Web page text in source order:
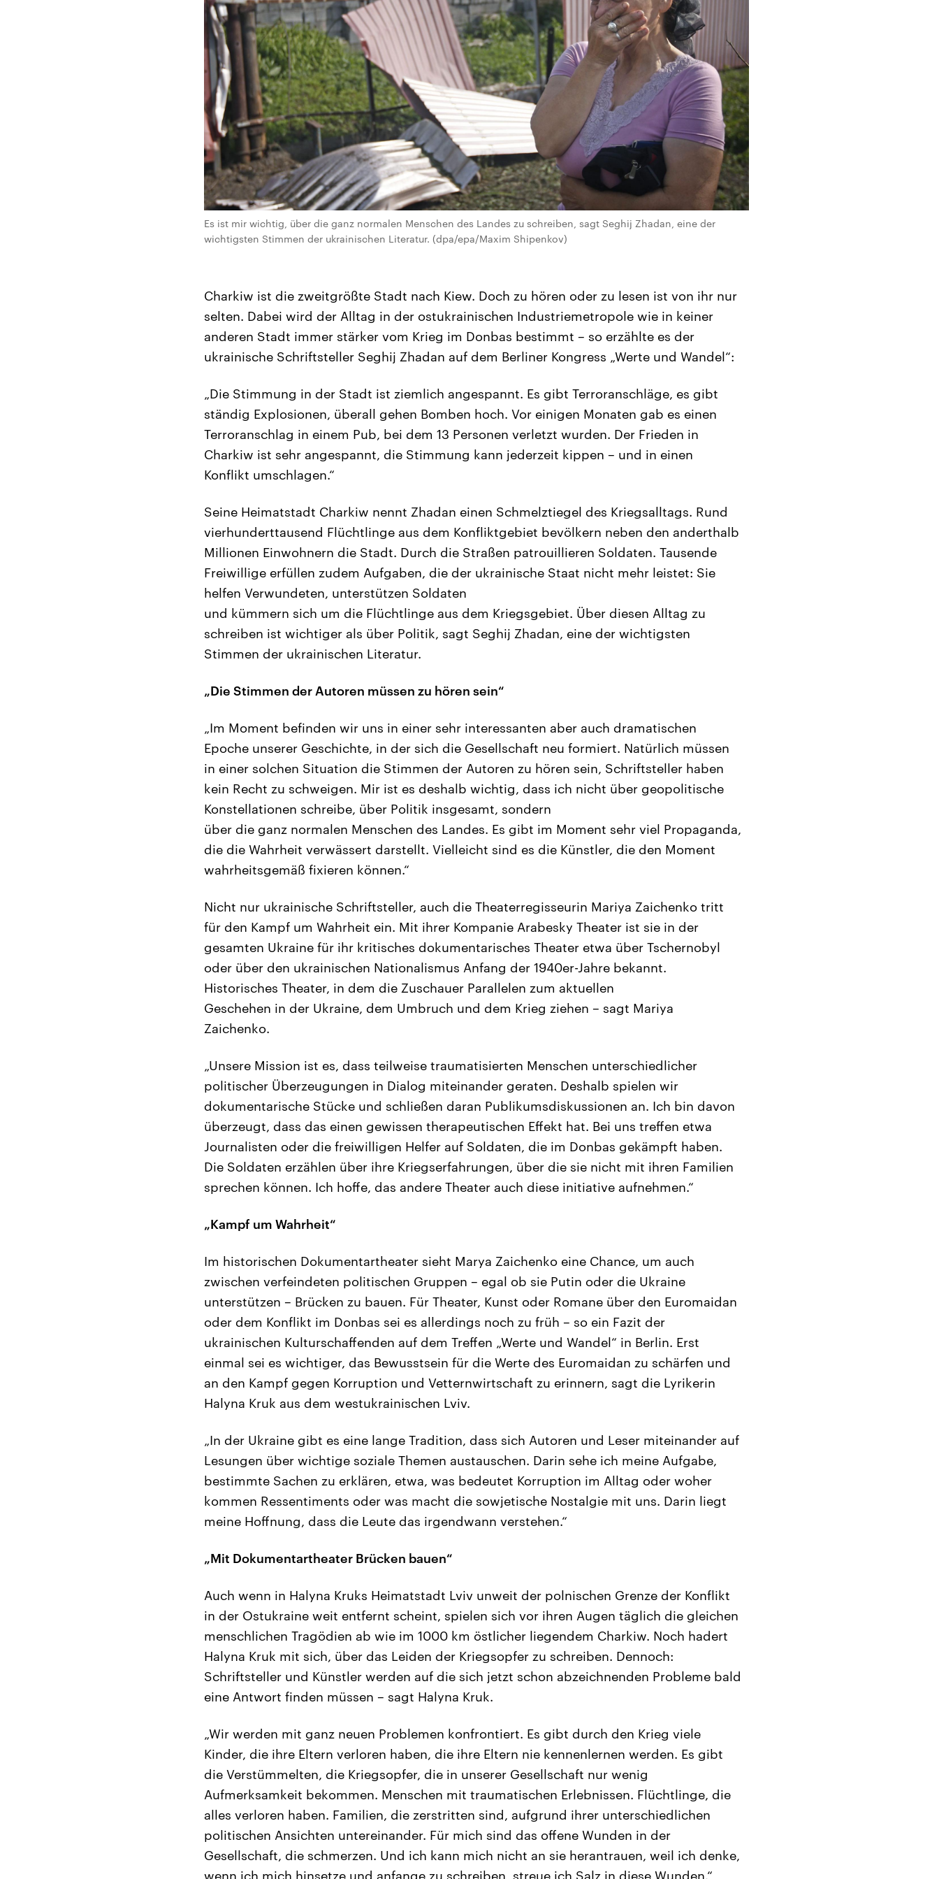
Es ist mir wichtig, über die ganz normalen Menschen des Landes zu schreiben, sagt Seghij Zhadan, eine der
wichtigsten Stimmen der ukrainischen Literatur. (dpa/epa/Maxim Shipenkov)
Charkiw ist die zweitgrößte Stadt nach Kiew. Doch zu hören oder zu lesen ist von ihr nur
selten. Dabei wird der Alltag in der ostukrainischen Industriemetropole wie in keiner
anderen Stadt immer stärker vom Krieg im Donbas bestimmt – so erzählte es der
ukrainische Schriftsteller Seghij Zhadan auf dem Berliner Kongress „Werte und Wandel“:
„Die Stimmung in der Stadt ist ziemlich angespannt. Es gibt Terroranschläge, es gibt
ständig Explosionen, überall gehen Bomben hoch. Vor einigen Monaten gab es einen
Terroranschlag in einem Pub, bei dem 13 Personen verletzt wurden. Der Frieden in
Charkiw ist sehr angespannt, die Stimmung kann jederzeit kippen – und in einen
Konflikt umschlagen.“
Seine Heimatstadt Charkiw nennt Zhadan einen Schmelztiegel des Kriegsalltags. Rund
vierhunderttausend Flüchtlinge aus dem Konfliktgebiet bevölkern neben den anderthalb
Millionen Einwohnern die Stadt. Durch die Straßen patrouillieren Soldaten. Tausende
Freiwillige erfüllen zudem Aufgaben, die der ukrainische Staat nicht mehr leistet: Sie
helfen Verwundeten, unterstützen Soldaten
und kümmern sich um die Flüchtlinge aus dem Kriegsgebiet. Über diesen Alltag zu
schreiben ist wichtiger als über Politik, sagt Seghij Zhadan, eine der wichtigsten
Stimmen der ukrainischen Literatur.
„Die Stimmen der Autoren müssen zu hören sein“
„Im Moment befinden wir uns in einer sehr interessanten aber auch dramatischen
Epoche unserer Geschichte, in der sich die Gesellschaft neu formiert. Natürlich müssen
in einer solchen Situation die Stimmen der Autoren zu hören sein, Schriftsteller haben
kein Recht zu schweigen. Mir ist es deshalb wichtig, dass ich nicht über geopolitische
Konstellationen schreibe, über Politik insgesamt, sondern
über die ganz normalen Menschen des Landes. Es gibt im Moment sehr viel Propaganda,
die die Wahrheit verwässert darstellt. Vielleicht sind es die Künstler, die den Moment
wahrheitsgemäß fixieren können.“
Nicht nur ukrainische Schriftsteller, auch die Theaterregisseurin Mariya Zaichenko tritt
für den Kampf um Wahrheit ein. Mit ihrer Kompanie Arabesky Theater ist sie in der
gesamten Ukraine für ihr kritisches dokumentarisches Theater etwa über Tschernobyl
oder über den ukrainischen Nationalismus Anfang der 1940er-Jahre bekannt.
Historisches Theater, in dem die Zuschauer Parallelen zum aktuellen
Geschehen in der Ukraine, dem Umbruch und dem Krieg ziehen – sagt Mariya
Zaichenko.
„Unsere Mission ist es, dass teilweise traumatisierten Menschen unterschiedlicher
politischer Überzeugungen in Dialog miteinander geraten. Deshalb spielen wir
dokumentarische Stücke und schließen daran Publikumsdiskussionen an. Ich bin davon
überzeugt, dass das einen gewissen therapeutischen Effekt hat. Bei uns treffen etwa
Journalisten oder die freiwilligen Helfer auf Soldaten, die im Donbas gekämpft haben.
Die Soldaten erzählen über ihre Kriegserfahrungen, über die sie nicht mit ihren Familien
sprechen können. Ich hoffe, das andere Theater auch diese initiative aufnehmen.“
„Kampf um Wahrheit“
Im historischen Dokumentartheater sieht Marya Zaichenko eine Chance, um auch
zwischen verfeindeten politischen Gruppen – egal ob sie Putin oder die Ukraine
unterstützen – Brücken zu bauen. Für Theater, Kunst oder Romane über den Euromaidan
oder dem Konflikt im Donbas sei es allerdings noch zu früh – so ein Fazit der
ukrainischen Kulturschaffenden auf dem Treffen „Werte und Wandel“ in Berlin. Erst
einmal sei es wichtiger, das Bewusstsein für die Werte des Euromaidan zu schärfen und
an den Kampf gegen Korruption und Vetternwirtschaft zu erinnern, sagt die Lyrikerin
Halyna Kruk aus dem westukrainischen Lviv.
„In der Ukraine gibt es eine lange Tradition, dass sich Autoren und Leser miteinander auf
Lesungen über wichtige soziale Themen austauschen. Darin sehe ich meine Aufgabe,
bestimmte Sachen zu erklären, etwa, was bedeutet Korruption im Alltag oder woher
kommen Ressentiments oder was macht die sowjetische Nostalgie mit uns. Darin liegt
meine Hoffnung, dass die Leute das irgendwann verstehen.“
„Mit Dokumentartheater Brücken bauen“
Auch wenn in Halyna Kruks Heimatstadt Lviv unweit der polnischen Grenze der Konflikt
in der Ostukraine weit entfernt scheint, spielen sich vor ihren Augen täglich die gleichen
menschlichen Tragödien ab wie im 1000 km östlicher liegendem Charkiw. Noch hadert
Halyna Kruk mit sich, über das Leiden der Kriegsopfer zu schreiben. Dennoch:
Schriftsteller und Künstler werden auf die sich jetzt schon abzeichnenden Probleme bald
eine Antwort finden müssen – sagt Halyna Kruk.
„Wir werden mit ganz neuen Problemen konfrontiert. Es gibt durch den Krieg viele
Kinder, die ihre Eltern verloren haben, die ihre Eltern nie kennenlernen werden. Es gibt
die Verstümmelten, die Kriegsopfer, die in unserer Gesellschaft nur wenig
Aufmerksamkeit bekommen. Menschen mit traumatischen Erlebnissen. Flüchtlinge, die
alles verloren haben. Familien, die zerstritten sind, aufgrund ihrer unterschiedlichen
politischen Ansichten untereinander. Für mich sind das offene Wunden in der
Gesellschaft, die schmerzen. Und ich kann mich nicht an sie herantrauen, weil ich denke,
wenn ich mich hinsetze und anfange zu schreiben, streue ich Salz in diese Wunden.“